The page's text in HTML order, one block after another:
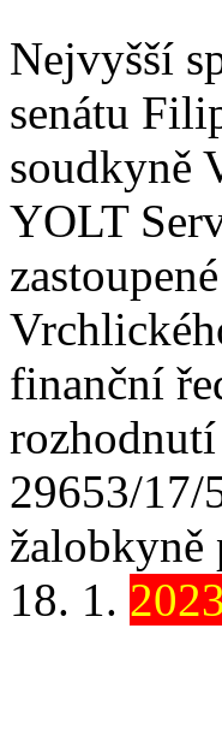
Nejvyšší
senátu
soudkyně
YOLT
finanční
29653/
žalobkyně
18. 1. 2023